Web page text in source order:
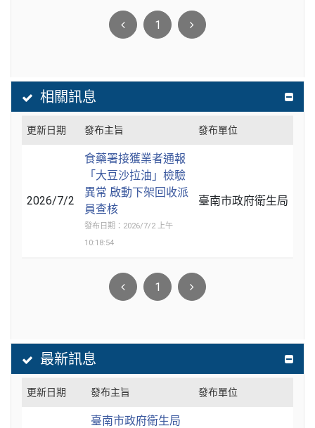
1
相關訊息
更新日期 發布主旨 發布單位
2026/7/2
食藥署接獲業者通報
「大豆沙拉油」檢驗
異常 啟動下架回收派
員查核
發布日期：2026/7/2 上午
10:18:54
臺南市政府衛生局
1
最新訊息
更新日期 發布主旨 發布單位
臺南市政府衛生局